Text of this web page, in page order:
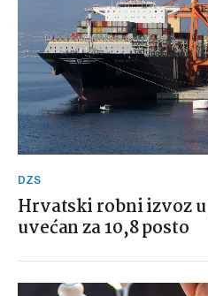
DZS
Hrvatski robni izvoz
uvećan za 10,8 posto